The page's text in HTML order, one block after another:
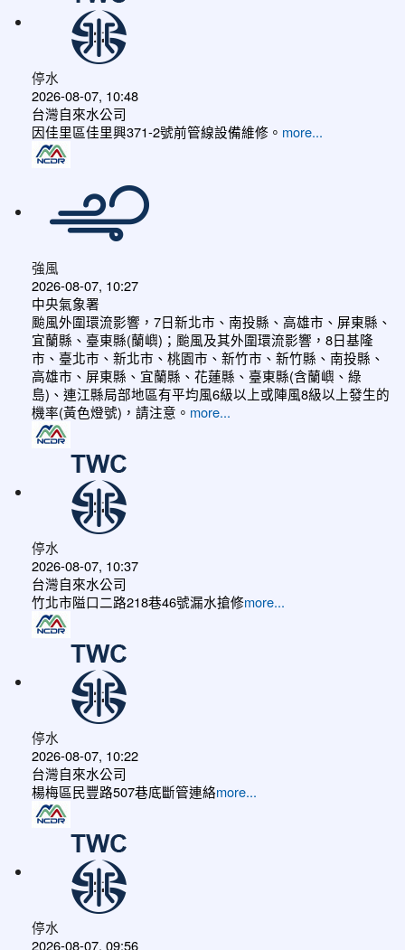
停水
2026-08-07, 10:48
台灣自來水公司
因佳里區佳里興371-2號前管線設備維修。 more...
強風
2026-08-07, 10:27
中央氣象署
颱風外圍環流影響，7日新北市、南投縣、高雄市、屏東縣、
宜蘭縣、臺東縣(蘭嶼)；颱風及其外圍環流影響，8日基隆
市、臺北市、新北市、桃園市、新竹市、新竹縣、南投縣、
高雄市、屏東縣、宜蘭縣、花蓮縣、臺東縣(含蘭嶼、綠
島)、連江縣局部地區有平均風6級以上或陣風8級以上發生的
機率(黃色燈號)，請注意。 more...
停水
2026-08-07, 10:37
台灣自來水公司
竹北市隘口二路218巷46號漏水搶修more...
停水
2026-08-07, 10:22
台灣自來水公司
楊梅區民豐路507巷底斷管連絡more...
停水
2026-08-07, 09:56